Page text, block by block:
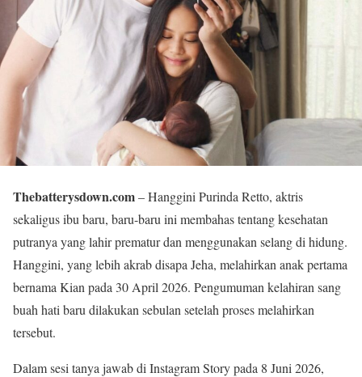
Thebatterysdown.com– Hanggini Purinda Retto, aktris
sekaligus ibu baru, baru-baru ini membahas tentang kesehatan
putranya yang lahir prematur dan menggunakan selang di hidung.
Hanggini, yang lebih akrab disapa Jeha, melahirkan anak pertama
bernama Kian pada 30 April 2026. Pengumuman kelahiran sang
buah hati baru dilakukan sebulan setelah proses melahirkan
tersebut.
Dalam sesi tanya jawab di Instagram Story pada 8 Juni 2026,